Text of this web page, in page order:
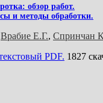
обзор работ.
и методы обработки.
Врабие Е.Г., Спринчан
PDF. 1827